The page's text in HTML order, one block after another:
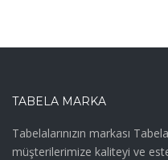
TABELA MARKA
Tabelalarınızın markası
müşterilerimize kaliteyi ve